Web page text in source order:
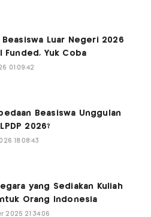
Beasiswa Luar Negeri 2026
Funded, Yuk Coba
01:09:42
Beasiswa Unggulan
2026?
18:08:43
yang Sediakan Kuliah
Orang Indonesia
2025 21:34:06